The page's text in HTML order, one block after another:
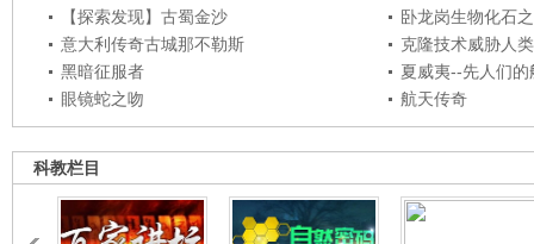
【探索发现】古蜀金沙
卧龙岗生物化石
意大利传奇古城那不勒斯
克隆技术威胁人
黑暗征服者
夏威夷--先人们的
眼镜蛇之吻
航天传奇
科教栏目